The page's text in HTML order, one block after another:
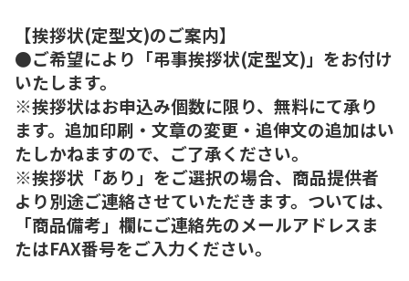
【挨拶状(定型文)のご案内】
●ご希望により「弔事挨拶状(定型文)」をお付け
いたします。
※挨拶状はお申込み個数に限り、無料にて承り
ます。追加印刷・文章の変更・追伸文の追加はい
たしかねますので、ご了承ください。
※挨拶状「あり」をご選択の場合、商品提供者
より別途ご連絡させていただきます。ついては、
「商品備考」欄にご連絡先のメールアドレスま
たはFAX番号をご入力ください。